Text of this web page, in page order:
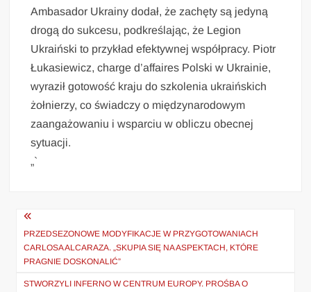
Ambasador Ukrainy dodał, że zachęty są jedyną
drogą do sukcesu, podkreślając, że Legion
Ukraiński to przykład efektywnej współpracy. Piotr
Łukasiewicz, charge d’affaires Polski w Ukrainie,
wyraził gotowość kraju do szkolenia ukraińskich
żołnierzy, co świadczy o międzynarodowym
zaangażowaniu i wsparciu w obliczu obecnej
sytuacji.
„`
Nawigacja
wpisu
PRZEDSEZONOWE MODYFIKACJE W PRZYGOTOWANIACH
CARLOSA ALCARAZA. „SKUPIA SIĘ NA ASPEKTACH, KTÓRE
PRAGNIE DOSKONALIĆ”
STWORZYLI INFERNO W CENTRUM EUROPY. PROŚBA O